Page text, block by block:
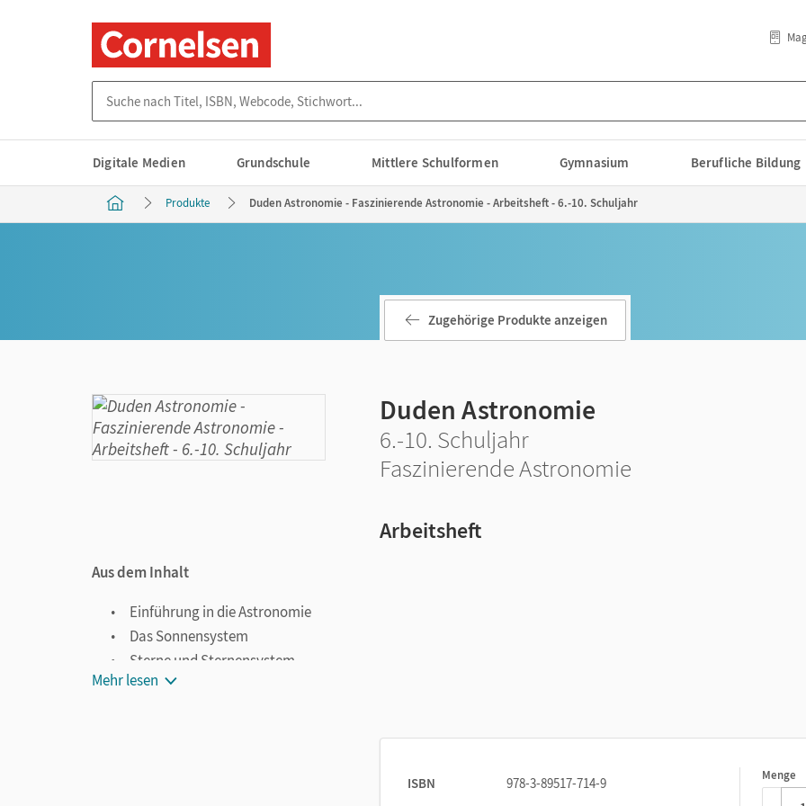
Digitale Medien Grundschule Mittlere Schulformen Gymnasium Berufliche Bildung
Produkte Duden Astronomie - Faszinierende Astronomie - Arbeitsheft - 6.-10. Schuljahr
Zugehörige Produkte anzeigen
Duden Astronomie
6.-10. Schuljahr
Faszinierende Astronomie
Arbeitsheft
Aus dem Inhalt
Einführung in die Astronomie
Das Sonnensystem
Sterne und Sternensystem
Mehr lesen
ISBN
978-3-89517-714-9
Menge
1